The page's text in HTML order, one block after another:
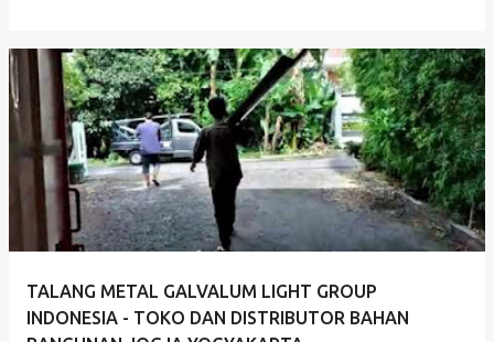
TALANG METAL GALVALUM LIGHT GROUP
INDONESIA - TOKO DAN DISTRIBUTOR BAHAN